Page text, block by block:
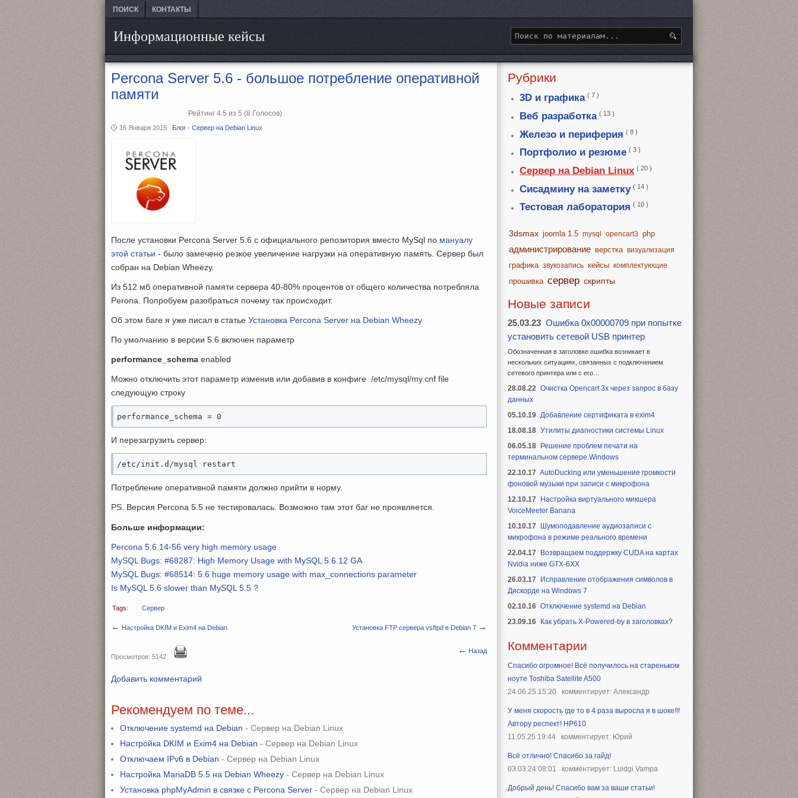
ПОИСК КОНТАКТЫ
Информационные кейсы
Percona Server 5.6 - большое потребление оперативной
памяти
Рейтинг 4.5 из 5 (8 Голосов)
16 Января 2015 Блог - Сервер на Debian Linux
После установки Percona Server 5.6 с официального репозитория вместо MySql по мануалу
этой статьи - было замечено резкое увеличение нагрузки на оперативную память. Сервер был
собран на Debian Wheezy.
Из 512 мб оперативной памяти сервера 40-80% процентов от общего количества потребляла
Perona. Попробуем разобраться почему так происходит.
Об этом баге я уже писал в статье Установка Percona Server на Debian Wheezy
По умолчанию в версии 5.6 включен параметр
performance_schema enabled
Можно отключить этот параметр изменив или добавив в конфиге /etc/mysql/my.cnf file
следующую строку
performance_schema = 0
И перезагрузить сервер:
/etc/init.d/mysql restart
Потребление оперативной памяти должно прийти в норму.
PS. Версия Percona 5.5 не тестировалась. Возможно там этот баг не проявляется.
Больше информации:
Percona 5.6.14-56 very high memory usage
MySQL Bugs: #68287: High Memory Usage with MySQL 5.6.12 GA
MySQL Bugs: #68514: 5.6 huge memory usage with max_connections parameter
Is MySQL 5.6 slower than MySQL 5.5 ?
Tags: Сервер
← Настройка DKIM и Exim4 на Debian Установка FTP сервера vsftpd в Debian 7 →
Просмотров: 5142
← Назад
Добавить комментарий
Рекомендуем по теме...
Отключение systemd на Debian - Сервер на Debian Linux
Настройка DKIM и Exim4 на Debian - Сервер на Debian Linux
Отключаем IPv6 в Debian - Сервер на Debian Linux
Настройка MariaDB 5.5 на Debian Wheezy - Сервер на Debian Linux
Установка phpMyAdmin в связке с Percona Server - Сервер на Debian Linux
Рубрики
3D и графика ( 7 )
Веб разработка ( 13 )
Железо и периферия ( 8 )
Портфолио и резюме ( 3 )
Сервер на Debian Linux ( 20 )
Сисадмину на заметку ( 14 )
Тестовая лаборатория ( 10 )
3dsmax joomla 1.5 mysql opencart3 php
администрирование верстка визуализация
графика звукозапись кейсы комплектующие
прошивка сервер скрипты
Новые записи
25.03.23 Ошибка 0x00000709 при попытке
установить сетевой USB принтер
Обозначенная в заголовке ошибка возникает в
нескольких ситуациях, связанных с подключением
сетевого принтера или с его…
28.08.22 Очистка Opencart 3x через запрос в базу
данных
05.10.19 Добавление сертификата в exim4
18.08.18 Утилиты диагностики системы Linux
06.05.18 Решение проблем печати на
терминальном сервере Windows
22.10.17 AutoDucking или уменьшение громкости
фоновой музыки при записи с микрофона
12.10.17
Настройка виртуального микшера
VoiceMeeter Banana
10.10.17
Шумоподавление аудиозаписи с
микрофона в режиме реального времени
22.04.17
Возвращаем поддержку CUDA на картах
Nvidia ниже GTX-6XX
26.03.17
Исправление отображения символов в
Дискорде на Windows 7
02.10.16 Отключение systemd на Debian
23.09.16 Как убрать X-Powered-by в заголовках?
Комментарии
Спасибо огромное! Всё получилось на стареньком
ноуте Toshiba Satellite A500
24.06.25 15:20 комментирует: Александр
У меня скорость где то в 4 раза выросла я в шоке!!!
Автору респект! HP610
11.05.25 19:44 комментирует: Юрий
Всё отлично! Спасибо за гайд!
03.03.24 08:01
комментирует: Luidgi Vampa
Добрый день! Спасибо вам за ваши статьи!